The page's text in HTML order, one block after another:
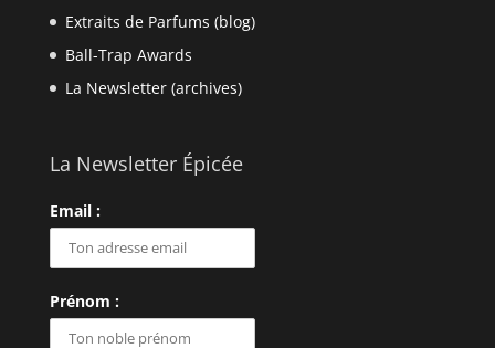
Extraits de Parfums (blog)
Ball-Trap Awards
La Newsletter (archives)
La Newsletter Épicée
Email :
Prénom :